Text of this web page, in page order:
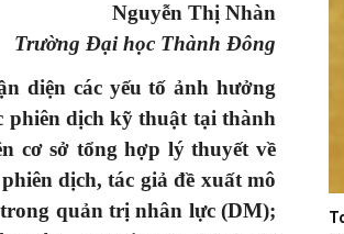
chí
Quản
Nguyễn Thị Nhàn
Trường Đại học Thành Đông
diện các yếu tố ảnh hưởng
phiên dịch kỹ thuật tại thành
cơ sở tổng hợp lý thuyết về
dịch, tác giả đề xuất mô
quản trị nhân lực (DM);